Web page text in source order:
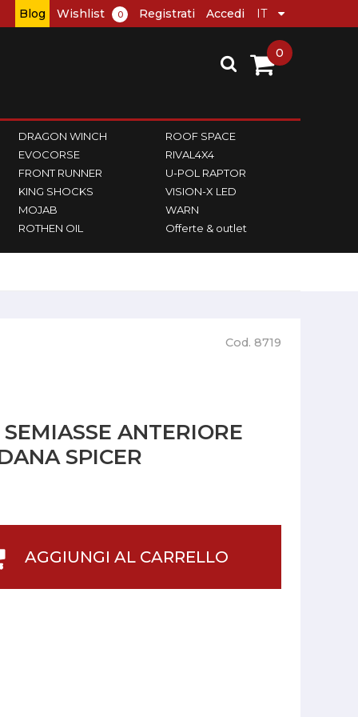
Blog Wishlist 0 Registrati Accedi
DRAGON WINCH
EVOCORSE
FRONT RUNNER
KING SHOCKS
MOJAB
ROTHEN OIL
ROOF SPACE
RIVAL4X4
U-POL RAPTOR
VISION-X LED
WARN
Offerte & outlet
0
Cod. 8719
ANTERIORE
SPICER
AGGIUNGI AL CARRELLO